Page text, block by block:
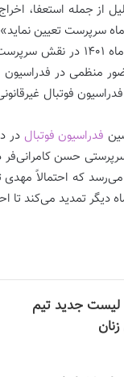
از جمله استعفا،
سرپرست تعیین
فوتبال
فدراسیون فوتبال در
دیگر حکم سرپرستی حسن
می‌رسد که احتمالاً
دوره سرپرستی منظمی را 3
جدید تيم